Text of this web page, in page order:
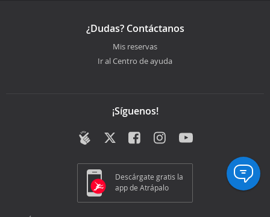
¿Dudas? Contáctanos
Mis reservas
Ir al Centro de ayuda
¡Síguenos!
Descárgate gratis la
app de Atrápalo